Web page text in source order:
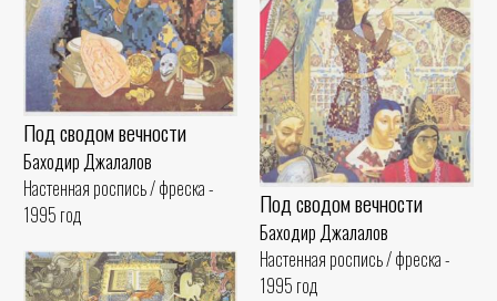
Под сводом вечности
Баходир Джалалов
Настенная роспись / фреска -
1995 год
Под сводом вечности
Баходир Джалалов
Настенная роспись / фреска -
1995 год